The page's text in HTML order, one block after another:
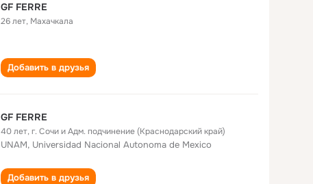
GF FERRE
26 лет, Махачкала
Добавить в друзья
GF FERRE
40 лет,г. Сочи и Адм. подчинение (Краснодарский край)
UNAM, Universidad Nacional Autonoma de Mexico
Добавить в друзья